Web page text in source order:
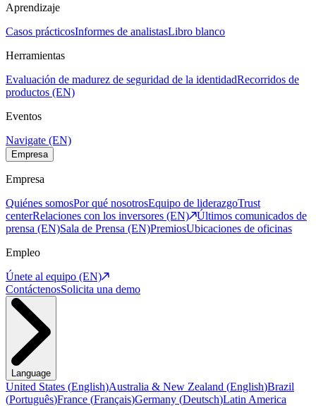
Aprendizaje
Casos prácticosInformes de analistasLibro blanco
Herramientas
Evaluación de madurez de seguridad de la identidadRecorridos de
productos (EN)
Eventos
Navigate (EN)
Empresa
Empresa
Quiénes somosPor qué nosotrosEquipo de liderazgoTrust
centerRelaciones con los inversores (EN)
Últimos comunicados de
prensa (EN)Sala de Prensa (EN)PremiosUbicaciones de oficinas
Empleo
Únete al equipo (EN)
ContáctenosSolicita una demo
Language
United States (English)Australia & New Zealand (English)Brazil
(Português)France (Français)Germany (Deutsch)Latin America